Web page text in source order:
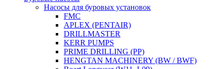
Насосы для буровых установок
FMC
APLEX (PENTAIR)
DRILLMASTER
KERR PUMPS
PRIME DRILLING (PP)
HENGTAN MACHINERY (BW / BWF)